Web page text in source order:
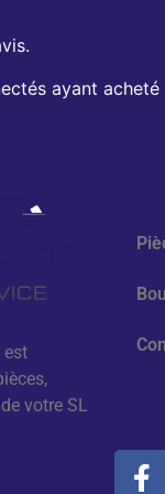
ayant
est
votre SL